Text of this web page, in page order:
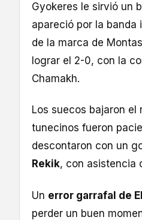
Gyokeres le sirvió un
apareció por la banda
de la marca de
lograr el 2-0, con la
Chamakh.
Los suecos bajaron el
tunecinos fueron
descontaron con un
Rekik, con asistencia
Un error garrafal de
perder un buen